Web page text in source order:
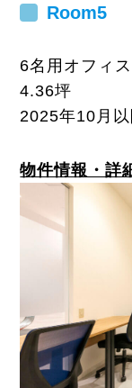
Room5
6名用オフィス
4.36坪
2025年10月
物件情報・詳